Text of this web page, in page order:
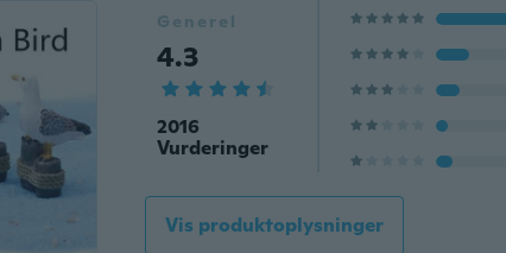
Generel
4.3
2016
Vurderinger
Vis produktoplysninger